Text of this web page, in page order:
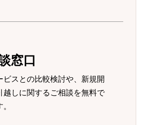
窓口
ビスとの比較検討や、新規開
越しに関するご相談を無料で